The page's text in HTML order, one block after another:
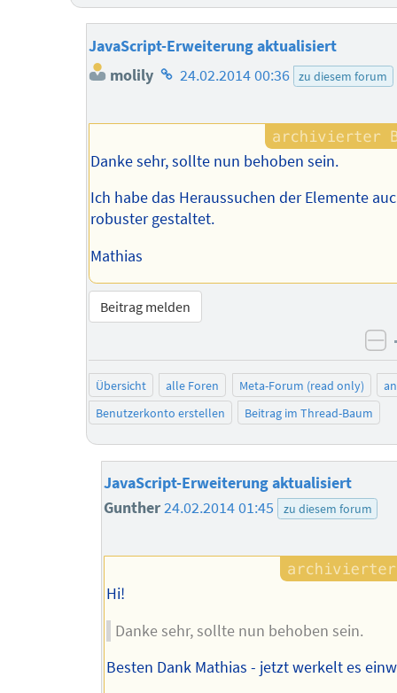
JavaScript-Erweiterung aktualisiert
molily Homepage
Autors
24.02.2014 00:36 zu diesem forum
Danke sehr, sollte nun behoben sein.
Ich habe das Heraussuchen der Elemente
robuster gestaltet.
Mathias
Beitrag melden
Übersicht alle Foren Meta-Forum (read only)
Benutzerkonto erstellen
Beitrag im Thread-Baum
JavaScript-Erweiterung aktualisiert
Gunther24.02.2014 01:45 zu diesem forum
Hi!
Danke sehr, sollte nun behoben sein.
Besten Dank Mathias - jetzt werkelt es